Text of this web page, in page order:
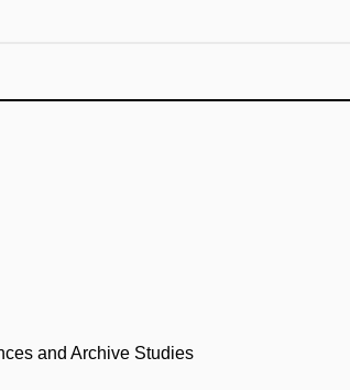
and Archive Studies